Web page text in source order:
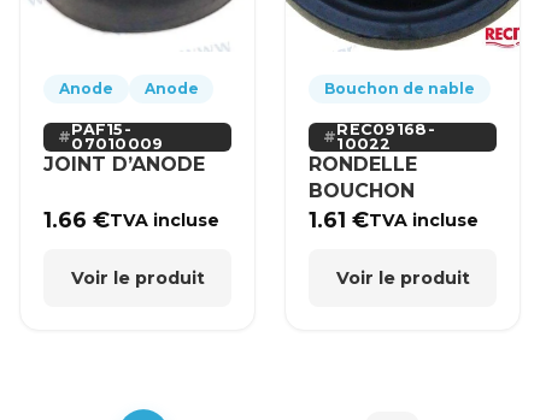
Anode Anode
PAF15-
07010009
JOINT D’ANODE
1.66€TVA incluse
Voir le produit
Bouchon de nable
REC09168-
10022
RONDELLE
BOUCHON
1.61€TVA incluse
Voir le produit